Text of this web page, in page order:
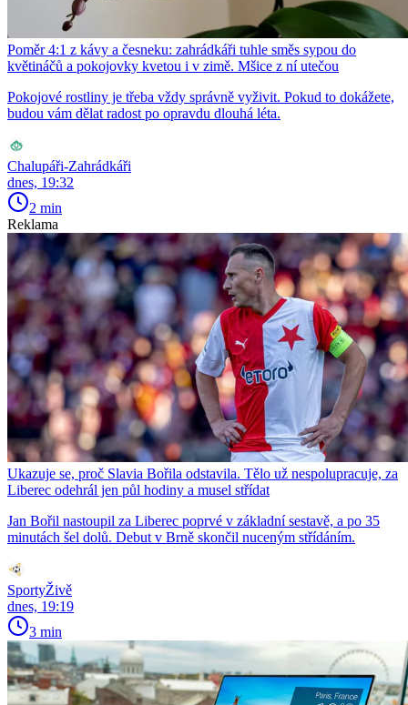
Poměr 4:1 z kávy a česneku: zahrádkáři tuhle směs sypou do
květináčů a pokojovky kvetou i v zimě. Mšice z ní utečou
Pokojové rostliny je třeba vždy správně vyživit. Pokud to dokážete,
budou vám dělat radost po opravdu dlouhá léta.
Chalupáři-Zahrádkáři
dnes, 19:32
2 min
Reklama
Ukazuje se, proč Slavia Bořila odstavila. Tělo už nespolupracuje, za
Liberec odehrál jen půl hodiny a musel střídat
Jan Bořil nastoupil za Liberec poprvé v základní sestavě, a po 35
minutách šel dolů. Debut v Brně skončil nuceným střídáním.
SportyŽivě
dnes, 19:19
3 min